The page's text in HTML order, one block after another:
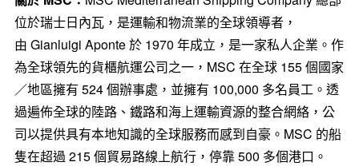
位於瑞士日內瓦，是運輸和物流業的全球領導者，
由 Gianluigi Aponte 於 1970 年成立，是一家私人企業。作
為全球領先的貨櫃航運公司之一，MSC 在全球 155 個國家
／地區擁有 524 個辦事處，並擁有 100,000 多名員工。透
過遍佈全球的陸路、鐵路和海上運輸資源的整合網絡，公
司以提供具有本地知識的全球服務而感到自豪。MSC 的船
隻在超過 215 個貿易路線上航行，停靠 500 多個港口。